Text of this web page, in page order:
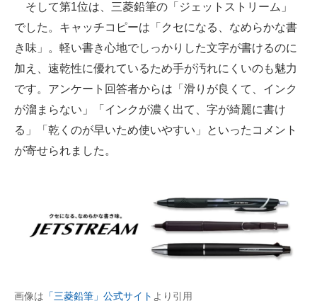
そして第1位は、三菱鉛筆の「ジェットストリーム」
でした。キャッチコピーは「クセになる、なめらかな書
き味」。軽い書き心地でしっかりした文字が書けるのに
加え、速乾性に優れているため手が汚れにくいのも魅力
です。アンケート回答者からは「滑りが良くて、インク
が溜まらない」「インクが濃く出て、字が綺麗に書け
る」「乾くのが早いため使いやすい」といったコメント
が寄せられました。
画像は 「三菱鉛筆」公式サイト より引用